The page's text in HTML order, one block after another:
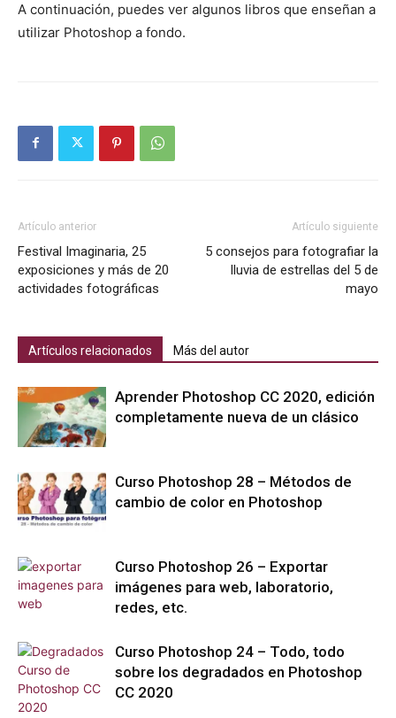
A continuación, puedes ver algunos libros que enseñan a
utilizar Photoshop a fondo.
Artículo anterior
Festival Imaginaria, 25
exposiciones y más de 20
actividades fotográficas
Artículo siguiente
5 consejos para fotografiar la
lluvia de estrellas del 5 de
mayo
Artículos relacionados Más del autor
Aprender Photoshop CC 2020, edición
completamente nueva de un clásico
Curso Photoshop 28 – Métodos de
cambio de color en Photoshop
Curso Photoshop 26 – Exportar
imágenes para web, laboratorio,
redes, etc.
Curso Photoshop 24 – Todo, todo
sobre los degradados en Photoshop
CC 2020